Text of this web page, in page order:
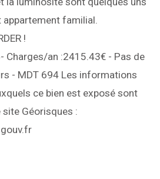
familial.
!
Charges/an :2415.43€ - Pas de
- MDT 694 Les informations
ce bien est exposé sont
Géorisques :